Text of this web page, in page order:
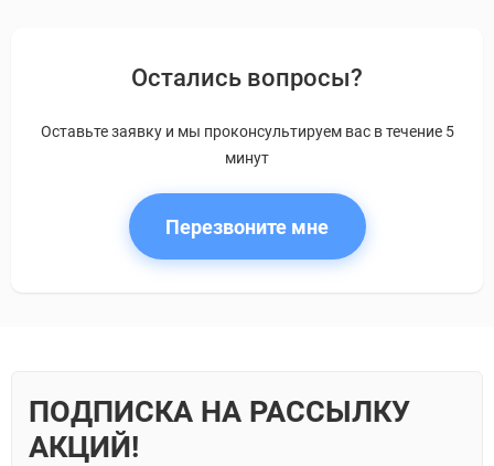
Остались вопросы?
Оставьте заявку и мы проконсультируем вас в течение 5
минут
Перезвоните мне
ПОДПИСКА НА РАССЫЛКУ
АКЦИЙ!